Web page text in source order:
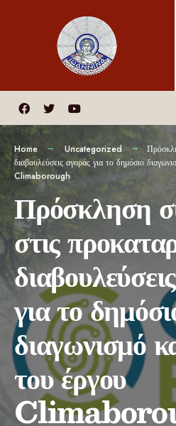
Home Uncategorized
διαβουλεύσεις αγοράς για το δημόσιο
Climaborough
Πρόσκληση
στις
για το
διαγωνισμό
του έργου